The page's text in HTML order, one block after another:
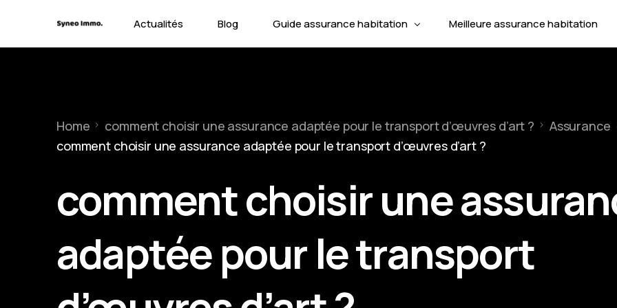
Actualités Blog Guide assurance habitation
Mettre
Garanties de l’assurance multirisque habitation
Meilleure assurance habitation
Home comment choisir une assurance adaptée pour le transport d’œuvres d’art ?
Assurance
comment choisir une assurance adaptée pour le transport d’œuvres d’art ?
comment choisir une
adaptée pour le transport